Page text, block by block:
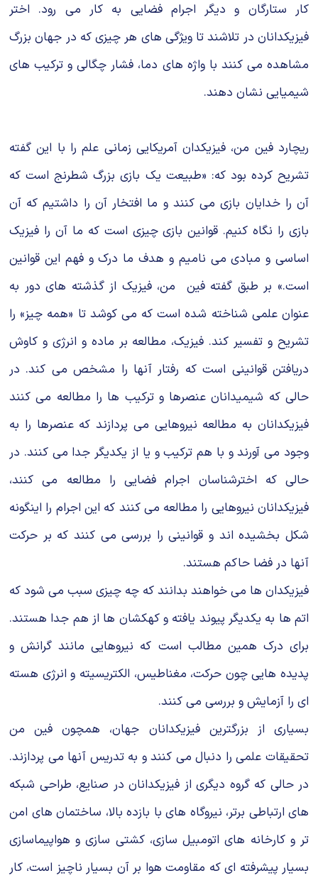
کار ستارگان و دیگر اجرام فضایى به کار مى رود. اختر
فیزیکدانان در تلاشند تا ویژگى هاى هر چیزى که در جهان بزرگ
مشاهده مى کنند با واژه هاى دما، فشار چگالى و ترکیب هاى
شیمیایى نشان دهند.
ریچارد فین من، فیزیکدان آمریکایى زمانى علم را با این گفته
تشریح کرده بود که: «طبیعت یک بازى بزرگ شطرنج است که
آن را خدایان بازى مى کنند و ما افتخار آن را داشتیم که آن
بازى را نگاه کنیم. قوانین بازى چیزى است که ما آن را فیزیک
اساسى و مبادى مى نامیم و هدف ما درک و فهم این قوانین
است.» بر طبق گفته فین من، فیزیک از گذشته هاى دور به
عنوان علمى شناخته شده است که مى کوشد تا «همه چیز» را
تشریح و تفسیر کند. فیزیک، مطالعه بر ماده و انرژى و کاوش
دریافتن قوانینى است که رفتار آنها را مشخص مى کند. در
حالى که شیمیدانان عنصرها و ترکیب ها را مطالعه مى کنند
فیزیکدانان به مطالعه نیروهایى مى پردازند که عنصرها را به
وجود مى آورند و با هم ترکیب و یا از یکدیگر جدا مى کنند. در
حالى که اخترشناسان اجرام فضایى را مطالعه مى کنند،
فیزیکدانان نیروهایى را مطالعه مى کنند که این اجرام را اینگونه
شکل بخشیده اند و قوانینى را بررسى مى کنند که بر حرکت
آنها در فضا حاکم هستند.
فیزیکدان ها مى خواهند بدانند که چه چیزى سبب مى شود که
اتم ها به یکدیگر پیوند یافته و کهکشان ها از هم جدا هستند.
براى درک همین مطالب است که نیروهایى مانند گرانش و
پدیده هایى چون حرکت، مغناطیس، الکتریسیته و انرژى هسته
اى را آزمایش و بررسى مى کنند.
بسیارى از بزرگترین فیزیکدانان جهان، همچون فین من
تحقیقات علمى را دنبال مى کنند و به تدریس آنها مى پردازند.
در حالى که گروه دیگرى از فیزیکدانان در صنایع، طراحى شبکه
هاى ارتباطى برتر، نیروگاه هاى با بازده بالا، ساختمان هاى امن
تر و کارخانه هاى اتومبیل سازى، کشتى سازى و هواپیماسازى
بسیار پیشرفته اى که مقاومت هوا بر آن بسیار ناچیز است، کار